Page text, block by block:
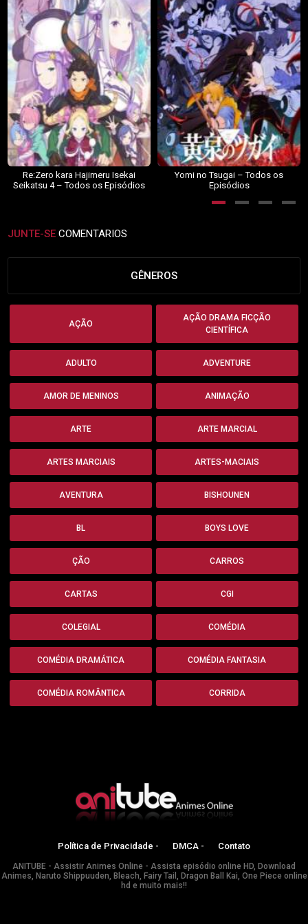
Re:Zero kara Hajimeru Isekai
Seikatsu 4 – Todos os Episódios
Yomi no Tsugai – Todos os
Episódios
JUNTE-SE COMENTARIOS
GÊNEROS
AÇÃO
AÇÃO DRAMA FICÇÃO
CIENTÍFICA
ADULTO ADVENTURE
AMOR DE MENINOS ANIMAÇÃO
ARTE ARTE MARCIAL
ARTES MARCIAIS ARTES-MACIAIS
AVENTURA BISHOUNEN
BL BOYS LOVE
ÇÃO CARROS
CARTAS CGI
COLEGIAL COMÉDIA
COMÉDIA DRAMÁTICA COMÉDIA FANTASIA
COMÉDIA ROMÂNTICA CORRIDA
Política de Privacidade - DMCA - Contato
ANITUBE - Assistir Animes Online - Assista episódio online HD, Download
Animes, Naruto Shippuuden, Bleach, Fairy Tail, Dragon Ball Kai, One Piece online
hd e muito mais!!